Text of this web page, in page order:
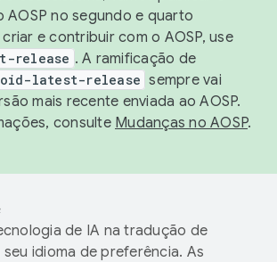
no segundo e quarto
e contribuir com o AOSP, use
release . A ramificação de
latest-release sempre vai
mais recente enviada ao AOSP.
consulte Mudanças no AOSP.
de IA na tradução de
idioma de preferência. As